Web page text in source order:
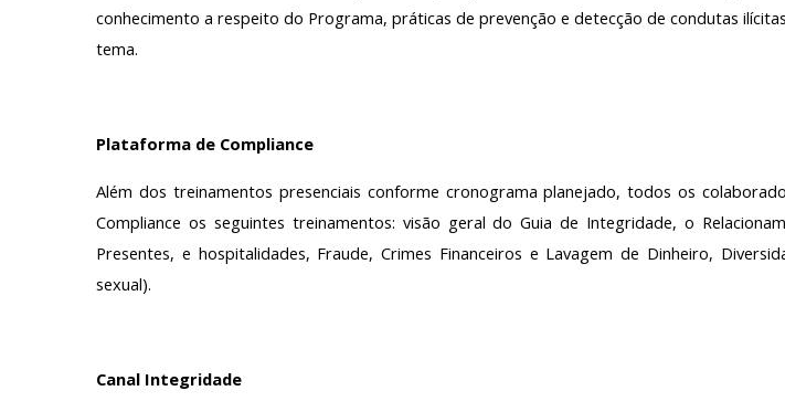
conhecimento a respeito do Programa, práticas de prevenção e detecção de condutas
tema.
Plataforma de Compliance
Além dos treinamentos presenciais conforme cronograma planejado, todos os
Compliance os seguintes treinamentos: visão geral do Guia de Integridade, o
Presentes, e hospitalidades, Fraude, Crimes Financeiros e Lavagem de Dinheiro,
sexual).
Canal Integridade